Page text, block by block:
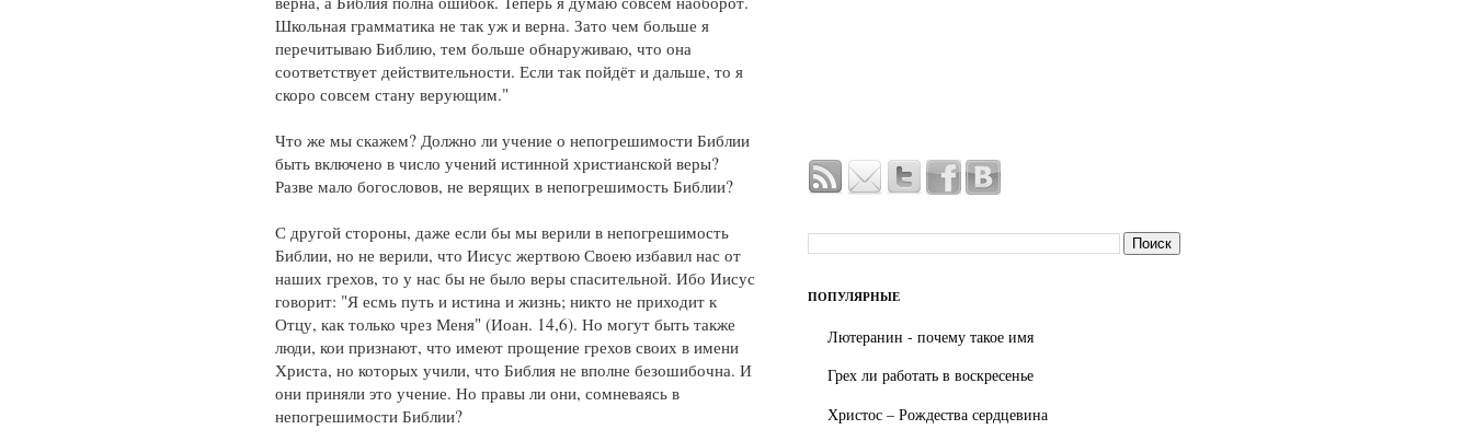
Школьная грамматика не так уж и верна. Зато чем больше я
перечитываю Библию, тем больше обнаруживаю, что она
соответствует действительности. Если так пойдёт и дальше, то я
скоро совсем стану верующим."
Что же мы скажем? Должно ли учение о непогрешимости Библии
быть включено в число учений истинной христианской веры?
Разве мало богословов, не верящих в непогрешимость Библии?
С другой стороны, даже если бы мы верили в непогрешимость
Библии, но не верили, что Иисус жертвою Своею избавил нас от
наших грехов, то у нас бы не было веры спасительной. Ибо Иисус
говорит: "Я есмь путь и истина и жизнь; никто не приходит к
Отцу, как только чрез Меня" (Иоан. 14,6). Но могут быть также
люди, кои признают, что имеют прощение грехов своих в имени
Христа, но которых учили, что Библия не вполне безошибочна. И
они приняли это учение. Но правы ли они, сомневаясь в
непогрешимости Библии?
ПОПУЛЯРНЫЕ
Лютеранин - почему такое имя
Грех ли работать в воскресенье
Христос – Рождества сердцевина